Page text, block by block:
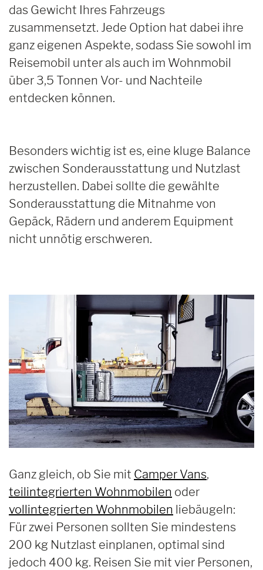
das Gewicht Ihres Fahrzeugs
zusammensetzt. Jede Option hat dabei ihre
ganz eigenen Aspekte, sodass Sie sowohl im
Reisemobil unter als auch im Wohnmobil
über 3,5 Tonnen Vor- und Nachteile
entdecken können.
Besonders wichtig ist es, eine kluge Balance
zwischen Sonderausstattung und Nutzlast
herzustellen. Dabei sollte die gewählte
Sonderausstattung die Mitnahme von
Gepäck, Rädern und anderem Equipment
nicht unnötig erschweren.
Ganz gleich, ob Sie mit Camper Vans,
teilintegrierten Wohnmobilen oder
vollintegrierten Wohnmobilen liebäugeln:
Für zwei Personen sollten Sie mindestens
200 kg Nutzlast einplanen, optimal sind
jedoch 400 kg. Reisen Sie mit vier Personen,